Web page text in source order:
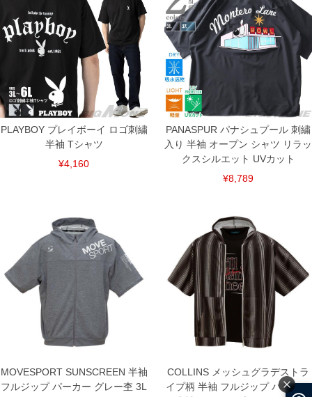
PLAYBOY プレイボーイ ロゴ刺繍
半袖 Tシャツ
¥4,160
PANASPUR パナシュプール 刺繍
入り 半袖 オープン シャツ リラッ
クスシルエット UVカット
¥8,789
MOVESPORT SUNSCREEN 半袖
フルジップ パーカー グレー杢 3L
COLLINS メッシュグラデストラ
イプ柄 半袖 フルジップ パーカー